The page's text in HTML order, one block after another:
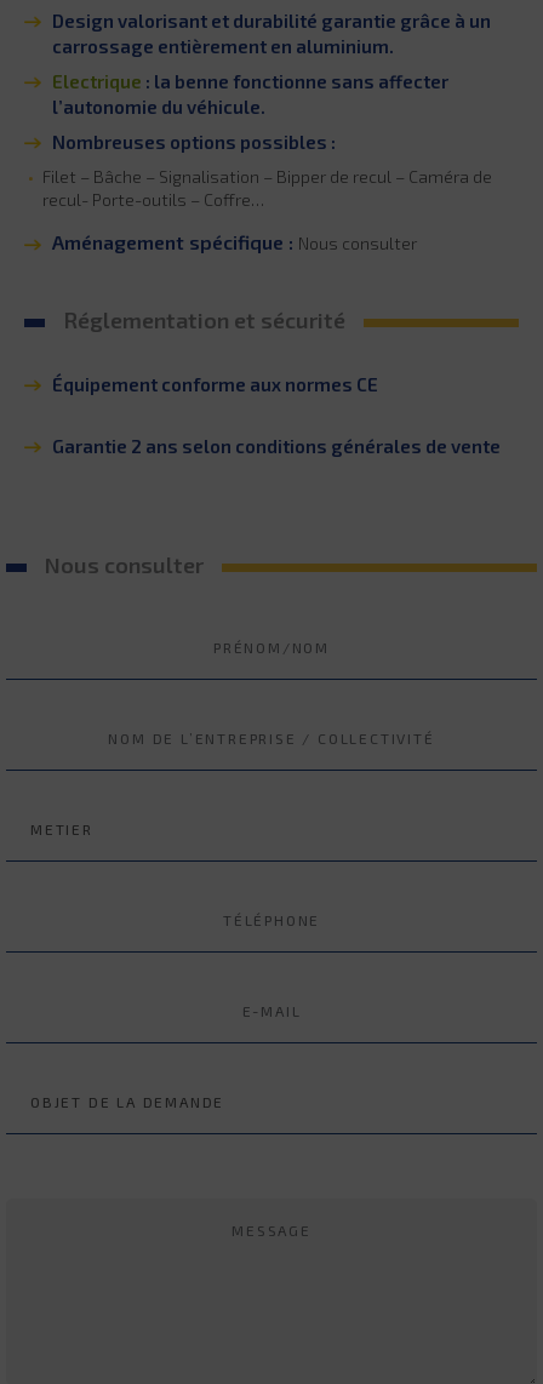
Design valorisant et durabilité garantie grâce à un
carrossage entièrement en aluminium.
Electrique : la benne fonctionne sans affecter
l’autonomie du véhicule.
Nombreuses options possibles :
Filet – Bâche – Signalisation – Bipper de recul – Caméra de
recul- Porte-outils – Coffre…
Aménagement spécifique : Nous consulter
Réglementation et sécurité
Équipement conforme aux normes CE
Garantie 2 ans selon conditions générales de vente
Nous consulter